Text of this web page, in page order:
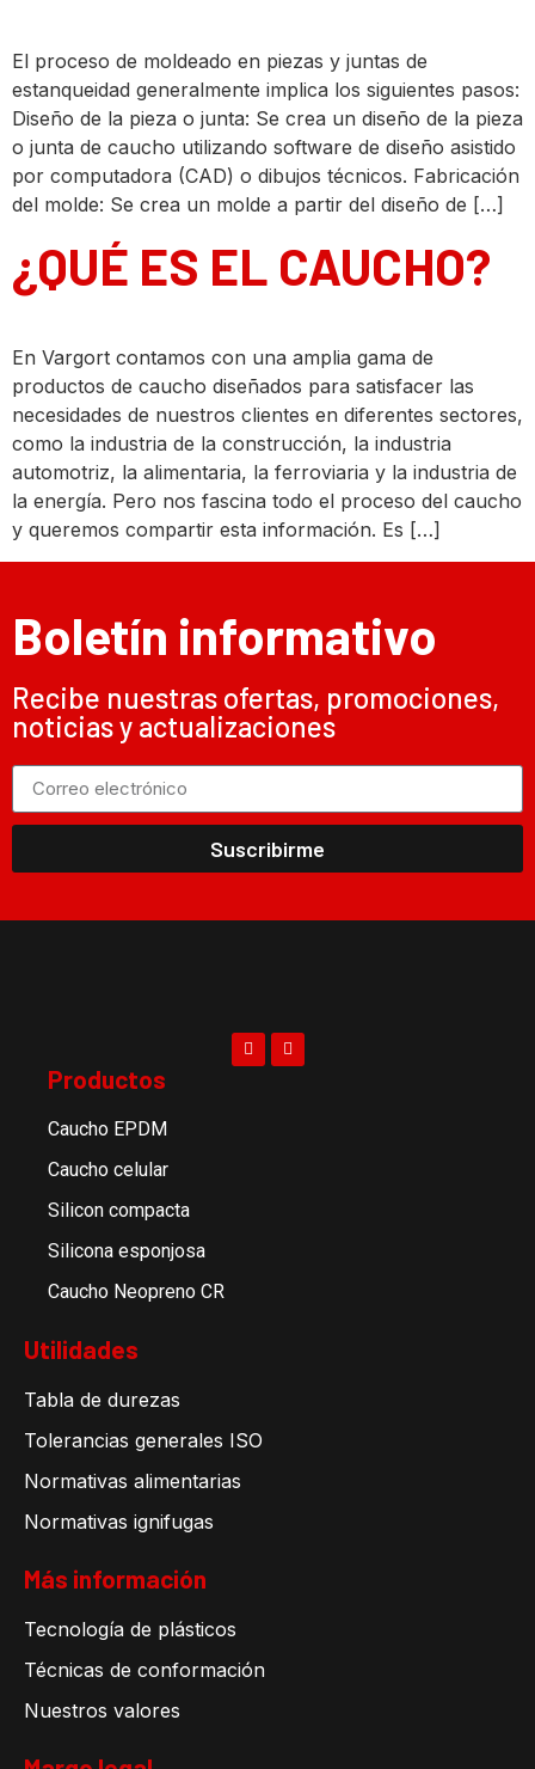
El proceso de moldeado en piezas y juntas de
estanqueidad generalmente implica los siguientes pasos:
Diseño de la pieza o junta: Se crea un diseño de la pieza
o junta de caucho utilizando software de diseño asistido
por computadora (CAD) o dibujos técnicos. Fabricación
del molde: Se crea un molde a partir del diseño de […]
¿QUÉ ES EL CAUCHO?
En Vargort contamos con una amplia gama de
productos de caucho diseñados para satisfacer las
necesidades de nuestros clientes en diferentes sectores,
como la industria de la construcción, la industria
automotriz, la alimentaria, la ferroviaria y la industria de
la energía. Pero nos fascina todo el proceso del caucho
y queremos compartir esta información. Es […]
Boletín informativo
Recibe nuestras ofertas, promociones,
noticias y actualizaciones
Suscribirme
Productos
Caucho EPDM
Caucho celular
Silicon compacta
Silicona esponjosa
Caucho Neopreno CR
Utilidades
Tabla de durezas
Tolerancias generales ISO
Normativas alimentarias
Normativas ignifugas
Más información
Tecnología de plásticos
Técnicas de conformación
Nuestros valores